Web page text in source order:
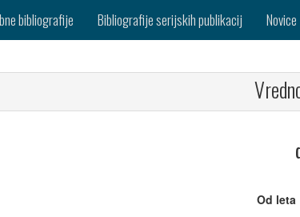
bibliografije Bibliografije serijskih publikacij Novice
Od leta